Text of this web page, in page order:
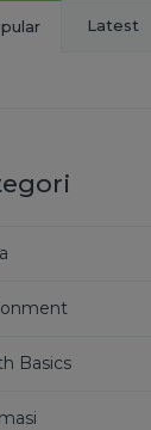
Latest
Basics